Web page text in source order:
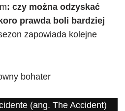
: czy można odzyskać
prawda boli bardziej
zapowiada kolejne
(ang. The Accident)